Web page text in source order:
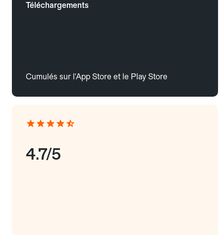
Téléchargements
Cumulés sur l'App Store et le Play Store
4.7/5